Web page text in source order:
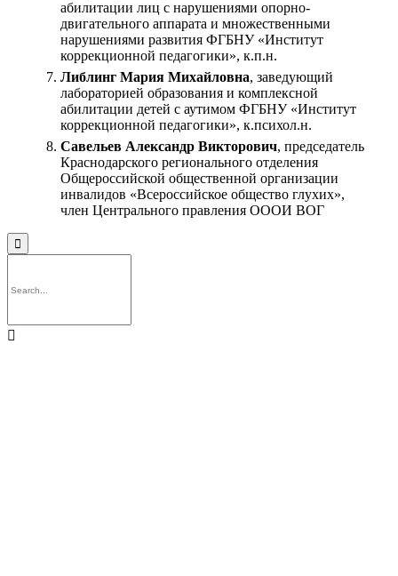
абилитации лиц с нарушениями опорно-
двигательного аппарата и множественными
нарушениями развития ФГБНУ «Институт
коррекционной педагогики», к.п.н.
Либлинг Мария Михайловна, заведующий
лабораторией образования и комплексной
абилитации детей с аутимом ФГБНУ «Институт
коррекционной педагогики», к.психол.н.
Савельев Александр Викторович, председатель
Краснодарского регионального отделения
Общероссийской общественной организации
инвалидов «Всероссийское общество глухих»,
член Центрального правления ОООИ ВОГ

